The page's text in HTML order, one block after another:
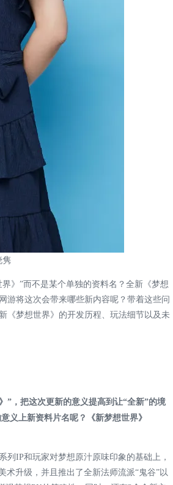
隽
》”而不是某个单独的资料名？全新《梦想
游将这次会带来哪些新内容呢？带着这些问
《梦想世界》的开发历程、玩法细节以及未
”，把这次更新的意义提高到让“全新”的境
义上新资料片名呢？《新梦想世界》
IP和玩家对梦想原汁原味印象的基础上，
术升级，并且推出了全新法师流派“鬼谷”以